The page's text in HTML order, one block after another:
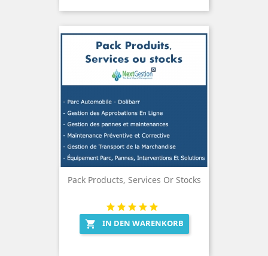
Pack Products, Services Or Stocks
 IN DEN WARENKORB